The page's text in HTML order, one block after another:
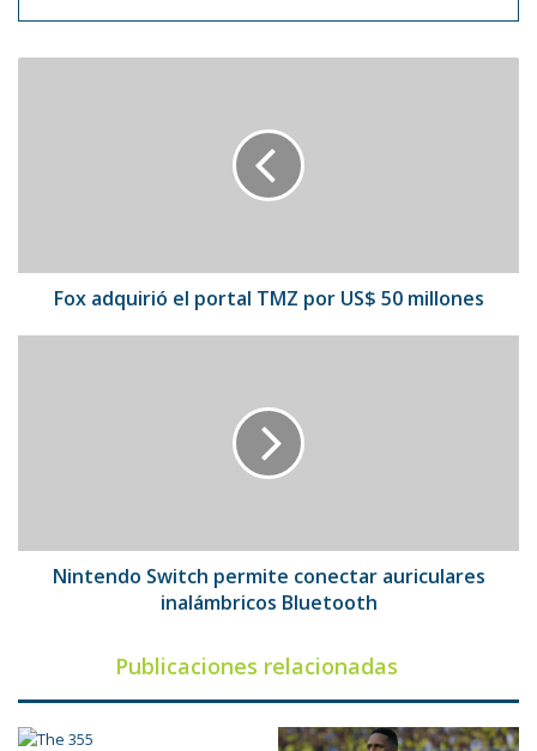
millones
Fox adquirió el portal TMZ por US$ 50 millones
Nintendo Switch permite conectar auriculares
inalámbricos Bluetooth
Publicaciones relacionadas